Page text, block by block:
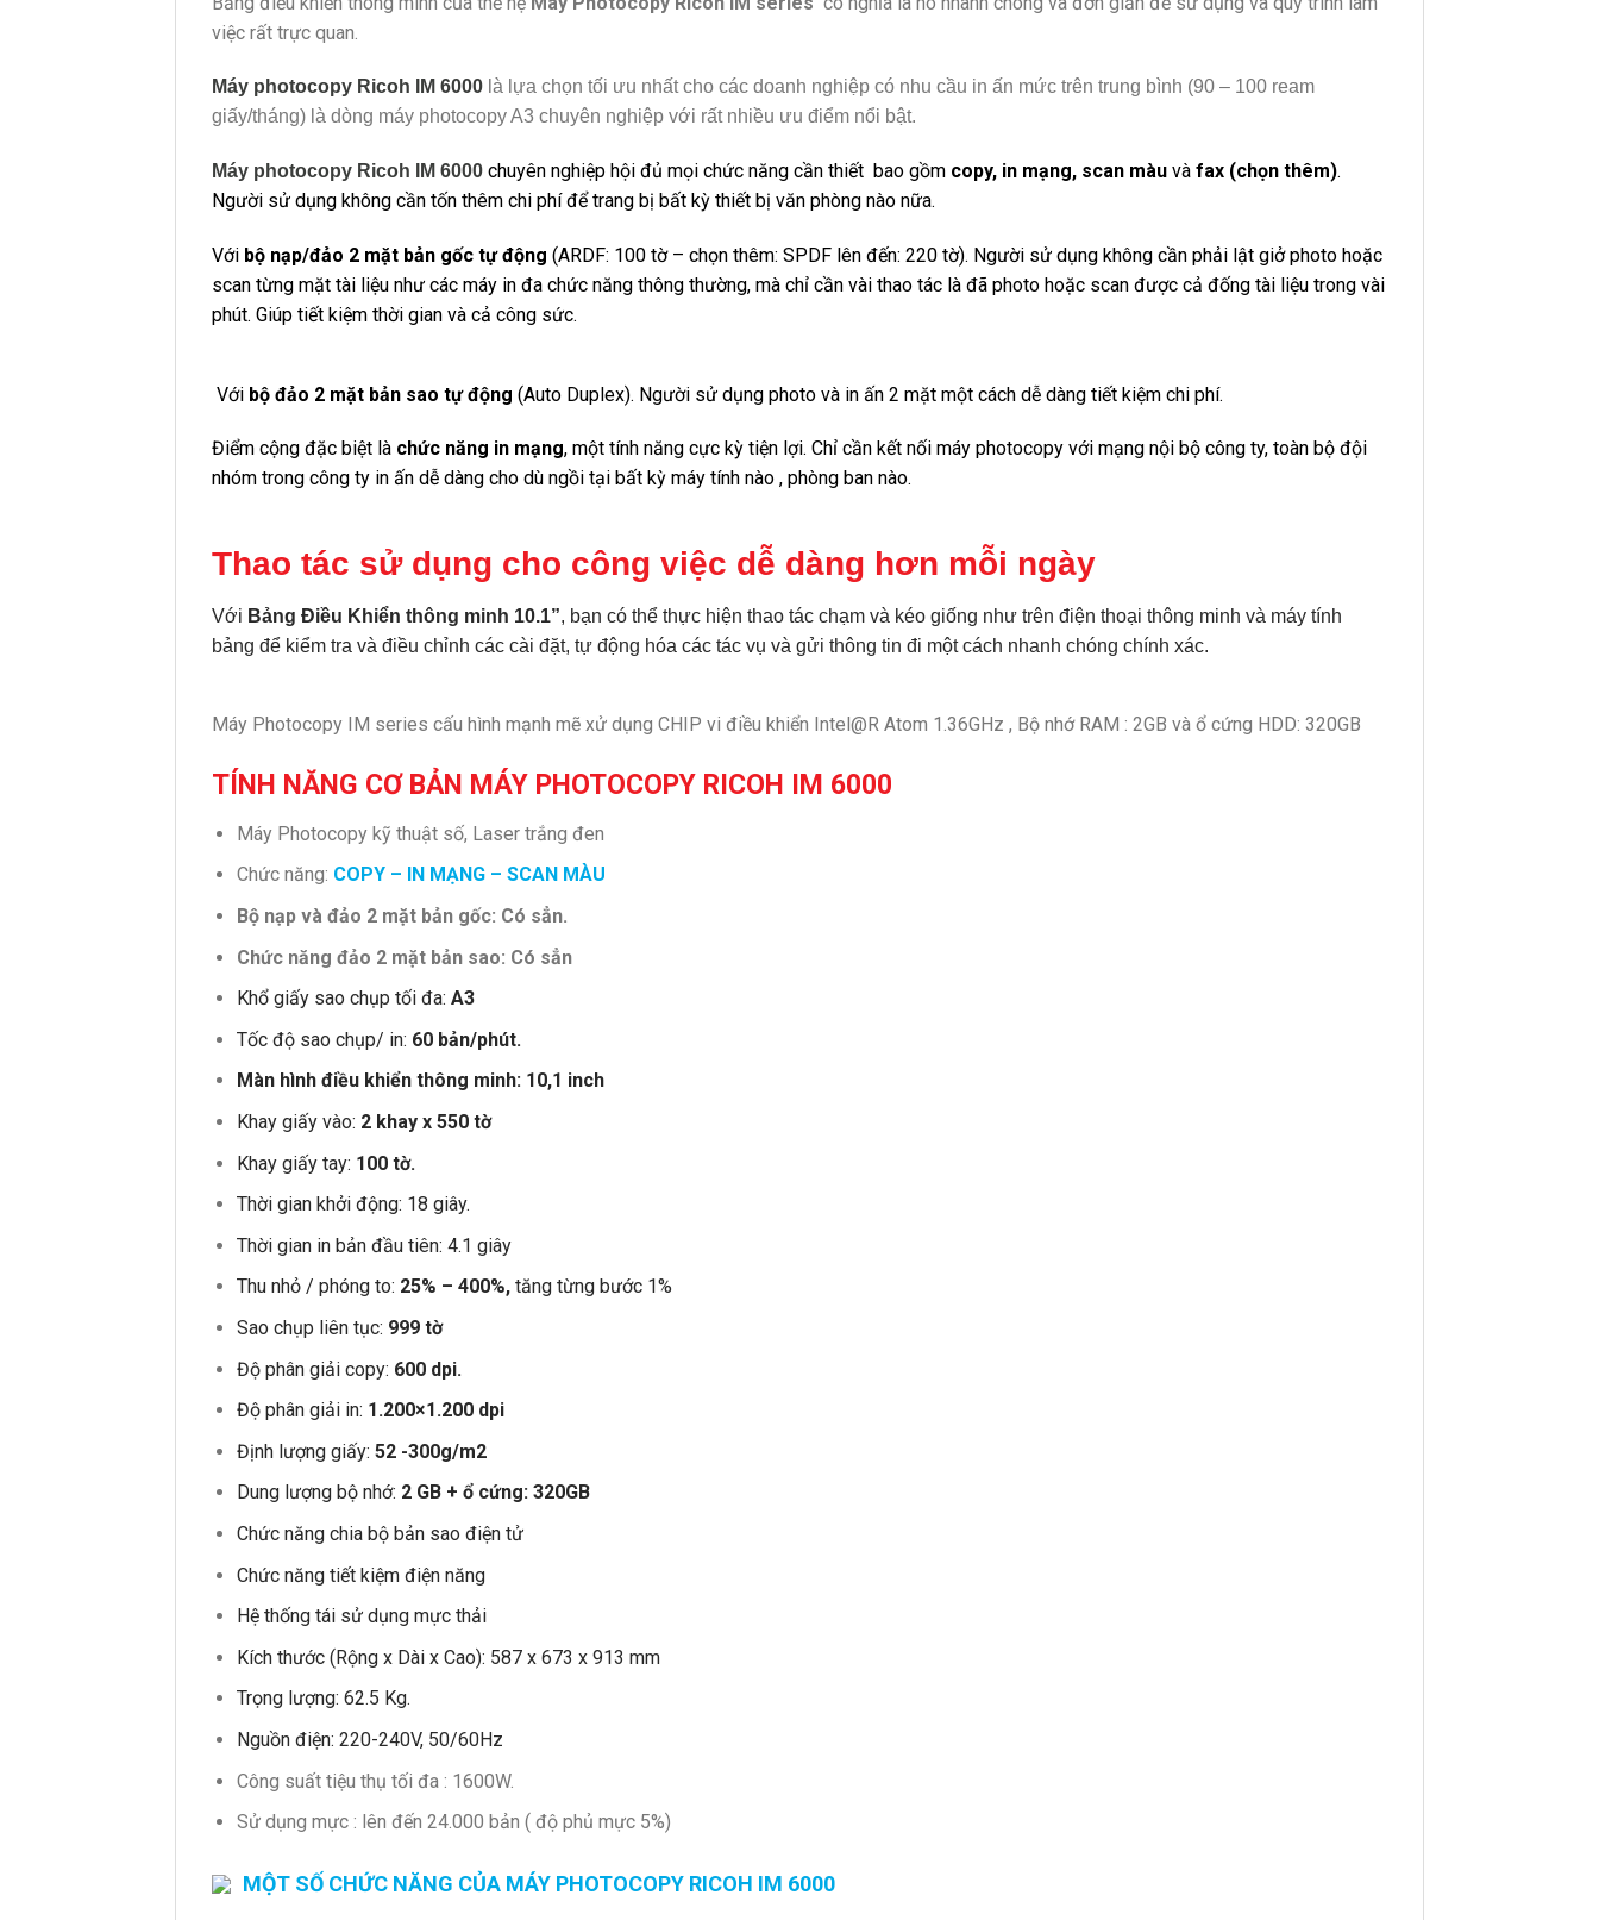
việc rất trực quan.
Máy photocopy Ricoh IM 6000 là lựa chọn tối ưu nhất cho các doanh nghiệp có nhu cầu in ấn mức trên trung bình (90 – 100 ream
giấy/tháng) à dòng máy photocopy A3 chuyên nghiệp với rất nhiều ưu điểm nổi bật.
Máy photocopy Ricoh IM 6000 chuyên nghiệp hội đủ mọi chức năng cần thiết bao gồm copy, in mạng, scan màu và fax (chọn thêm).
Người sử dụng không cần tốn thêm chi phí để trang bị bất kỳ thiết bị văn phòng nào nữa.
Với bộ nạp/đảo 2 mặt bản gốc tự động (ARDF: 100 tờ – chọn thêm: SPDF lên đến: 220 tờ). Người sử dụng không cần phải lật giở photo hoặc
scan từng mặt tài liệu như các máy in đa chức năng thông thường, mà chỉ cần vài thao tác là đã photo hoặc scan được cả đống tài liệu trong vài
phút. Giúp tiết kiệm thời gian và cả công sức.
Với bộ đảo 2 mặt bản sao tự động (Auto Duplex). Người sử dụng photo và in ấn 2 mặt một cách dễ dàng tiết kiệm chi phí.
Điểm cộng đặc biệt là chức năng in mạng, một tính năng cực kỳ tiện lợi. Chỉ cần kết nối máy photocopy với mạng nội bộ công ty, toàn bộ đội
nhóm trong công ty in ấn dễ dàng cho dù ngồi tại bất kỳ máy tính nào , phòng ban nào.
Thao tác sử dụng cho công việc dễ dàng hơn mỗi ngày
Với Bảng Điều Khiển thông minh 10.1”, bạn có thể thực hiện thao tác chạm và kéo giống như trên điện thoại thông minh và máy tính
bảng để kiểm tra và điều chỉnh các cài đặt, tự động hóa các tác vụ và gửi thông tin đi một cách nhanh chóng chính xác.
Máy Photocopy IM series cấu hình mạnh mẽ xử dụng CHIP vi điều khiển Intel@R Atom 1.36GHz , Bộ nhớ RAM : 2GB và ổ cứng HDD: 320GB
TÍNH NĂNG CƠ BẢN MÁY PHOTOCOPY RICOH IM 6000
Máy Photocopy kỹ thuật số, Laser trắng đen
Chức năng: COPY – IN MẠNG – SCAN MÀU
Bộ nạp và đảo 2 mặt bản gốc: Có sẳn.
Chức năng đảo 2 mặt bản sao: Có sẳn
Khổ giấy sao chụp tối đa: A3
Tốc độ sao chụp/ in: 60 bản/phút.
Màn hình điều khiển thông minh: 10,1 inch
Khay giấy vào: 2 khay x 550 tờ
Khay giấy tay: 100 tờ.
Thời gian khởi động: 18 giây.
Thời gian in bản đầu tiên: 4.1 giây
Thu nhỏ / phóng to: 25% – 400%, tăng từng bước 1%
Sao chụp liên tục: 999 tờ
Độ phân giải copy: 600 dpi.
Độ phân giải in: 1.200×1.200 dpi
Định lượng giấy: 52 -300g/m2
Dung lượng bộ nhớ: 2 GB + ổ cứng: 320GB
Chức năng chia bộ bản sao điện tử
Chức năng tiết kiệm điện năng
Hệ thống tái sử dụng mực thải
Kích thước (Rộng x Dài x Cao): 587 x 673 x 913 mm
Trọng lượng: 62.5 Kg.
Nguồn điện: 220-240V, 50/60Hz
Công suất tiệu thụ tối đa : 1600W.
Sử dụng mực : lên đến 24.000 bản ( độ phủ mực 5%)
MỘT SỐ CHỨC NĂNG CỦA MÁY PHOTOCOPY RICOH IM 6000